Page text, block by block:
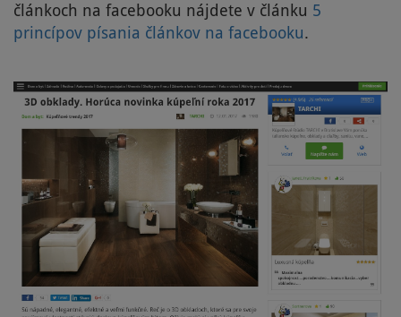
článkoch na facebooku nájdete v článku 5
princípov písania článkov na facebooku.